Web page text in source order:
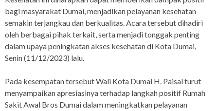
bagi masyarakat Dumai, menjadikan pelayanan kesehatan
semakin terjangkau dan berkualitas. Acara tersebut dihadiri
oleh berbagai pihak terkait, serta menjadi tonggak penting
dalam upaya peningkatan akses kesehatan di Kota Dumai,
Senin (11/12/2023) lalu.
Pada kesempatan tersebut Wali Kota Dumai H. Paisal turut
menyampaikan apresiasinya terhadap langkah positif Rumah
Sakit Awal Bros Dumai dalam meningkatkan pelayanan